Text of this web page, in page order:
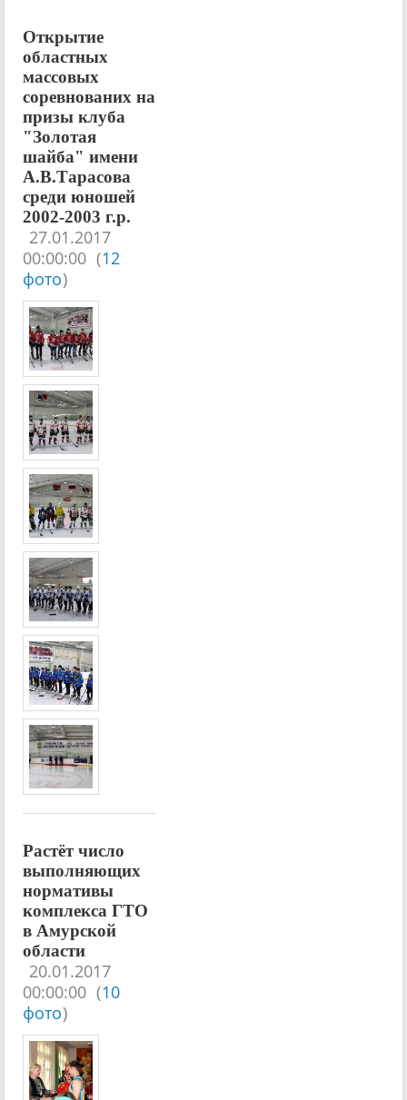
Открытие
областных
массовых
соревнованих на
призы клуба
"Золотая
шайба" имени
А.В.Тарасова
среди юношей
2002-2003 г.р.
27.01.2017
00:00:00 (12
фото)
Растёт число
выполняющих
нормативы
комплекса ГТО
в Амурской
области
20.01.2017
00:00:00 (10
фото)